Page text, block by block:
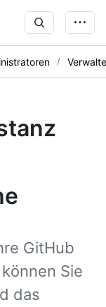
GitHub
Sie
das